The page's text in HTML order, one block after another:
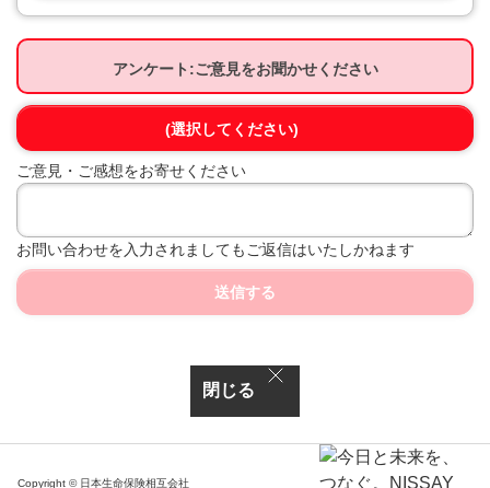
アンケート:ご意見をお聞かせください
(選択してください)
ご意見・ご感想をお寄せください
お問い合わせを入力されましてもご返信はいたしかねます
送信する
閉じる
Copyright © 日本生命保険相互会社